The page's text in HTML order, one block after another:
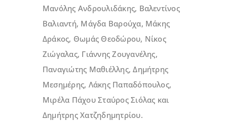
Μανόλης Ανδρουλιδάκης, Βαλεντίνος
Βαλιαντή, Μάγδα Βαρούχα, Μάκης
Δράκος, Θωμάς Θεοδώρου, Νίκος
Ζιώγαλας, Γιάννης Ζουγανέλης,
Παναγιώτης Μαθιέλλης, Δημήτρης
Μεσημέρης, Λάκης Παπαδόπουλος,
Μιρέλα Πάχου Σταύρος Σιόλας και
Δημήτρης Χατζηδημητρίου.